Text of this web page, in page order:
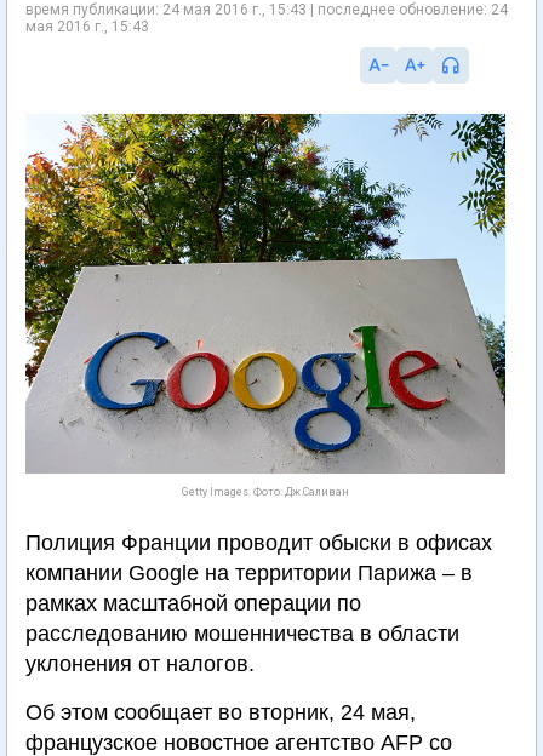
время публикации: 24 мая 2016 г., 15:43 | последнее обновление: 24
мая 2016 г., 15:43
Getty Images. Фото: Дж.Саливан
Полиция Франции проводит обыски в офисах
компании Google на территории Парижа – в
рамках масштабной операции по
расследованию мошенничества в области
уклонения от налогов.
Об этом сообщает во вторник, 24 мая,
французское новостное агентство AFP со